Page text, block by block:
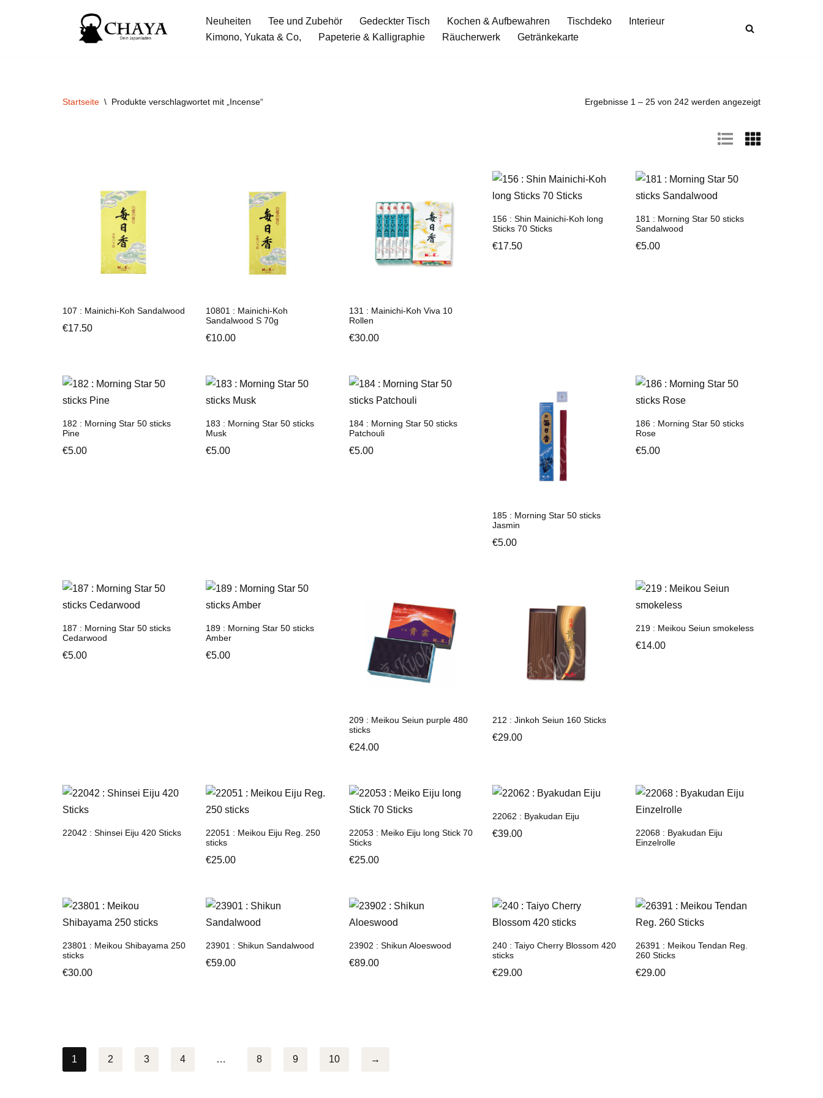
Neuheiten Tee und Zubehör Gedeckter Tisch Kochen & Aufbewahren Tischdeko
Interieur
Kimono, Yukata & Co,
Papeterie & Kalligraphie Räucherwerk Getränkekarte
Startseite \ Produkte verschlagwortet mit „Incense“ Ergebnisse 1 – 25 von 242 werden angezeigt
107 : Mainichi-Koh Sandalwood
€17.50
10801 : Mainichi-Koh
Sandalwood S 70g
€10.00
131 : Mainichi-Koh Viva 10
Rollen
€30.00
156 : Shin Mainichi-Koh long
Sticks 70 Sticks
€17.50
181 : Morning Star 50 sticks
Sandalwood
€5.00
182 : Morning Star 50 sticks
Pine
€5.00
183 : Morning Star 50 sticks
Musk
€5.00
184 : Morning Star 50 sticks
Patchouli
€5.00
185 : Morning Star 50 sticks
Jasmin
€5.00
186 : Morning Star 50 sticks
Rose
€5.00
187 : Morning Star 50 sticks
Cedarwood
€5.00
189 : Morning Star 50 sticks
Amber
€5.00
209 : Meikou Seiun purple 480
sticks
€24.00
212 : Jinkoh Seiun 160 Sticks
€29.00
219 : Meikou Seiun smokeless
€14.00
22042 : Shinsei Eiju 420 Sticks
22051 : Meikou Eiju Reg. 250
sticks
€25.00
22053 : Meiko Eiju long Stick 70
Sticks
€25.00
22062 : Byakudan Eiju
€39.00
22068 : Byakudan Eiju
Einzelrolle
23801 : Meikou Shibayama 250
sticks
€30.00
23901 : Shikun Sandalwood
€59.00
23902 : Shikun Aloeswood
€89.00
240 : Taiyo Cherry Blossom 420
sticks
€29.00
26391 : Meikou Tendan Reg.
260 Sticks
€29.00
1 2 3 4 … 8 9 10 →